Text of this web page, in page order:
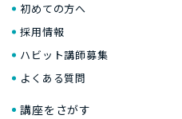
初めての方へ
採用情報
ハビット講師募集
よくある質問
講座をさがす